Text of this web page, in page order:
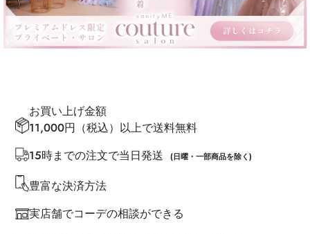
お買い上げ金額
11,000円（税込）以上で送料無料
15時までの注文で当日発送
(日曜・一部商品を除く)
豊富な決済方法
実店舗でコーデの相談ができる